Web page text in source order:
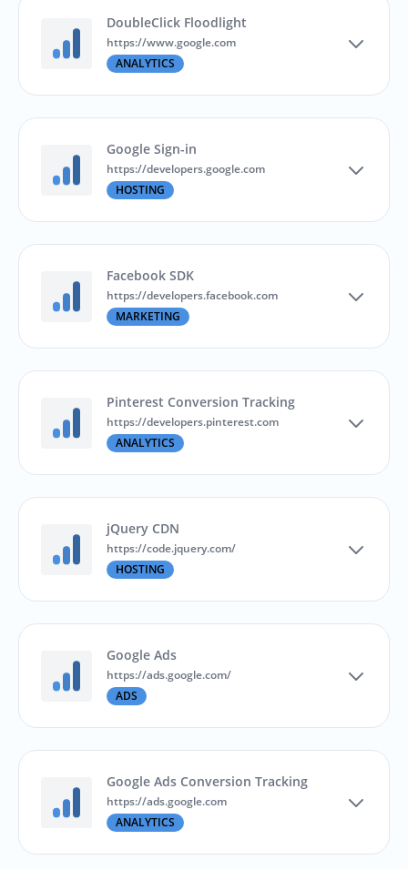
DoubleClick Floodlight
https://www.google.com
ANALYTICS
Google Sign-in
https://developers.google.com
HOSTING
Facebook SDK
https://developers.facebook.com
MARKETING
Pinterest Conversion Tracking
https://developers.pinterest.com
ANALYTICS
jQuery CDN
https://code.jquery.com/
HOSTING
Google Ads
https://ads.google.com/
ADS
Google Ads Conversion Tracking
https://ads.google.com
ANALYTICS